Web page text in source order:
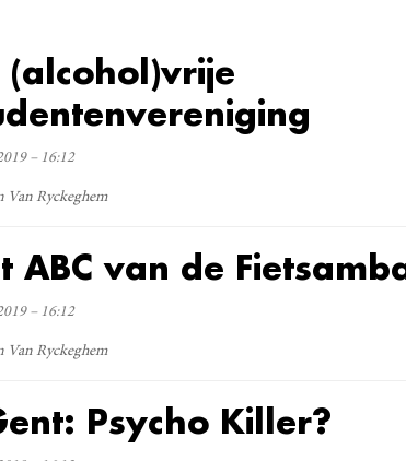
(alcohol)vrije
– 16:12
Van Ryckeghem
ABC van de
– 16:12
Van Ryckeghem
Psycho Killer?